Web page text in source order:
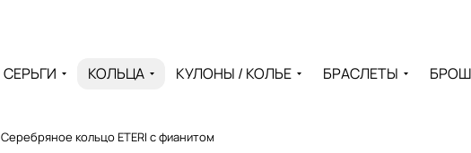
СЕРЬГИ КОЛЬЦА КУЛОНЫ / КОЛЬЕ БРАСЛЕТЫ
Серебряное кольцо ETERI с фианитом